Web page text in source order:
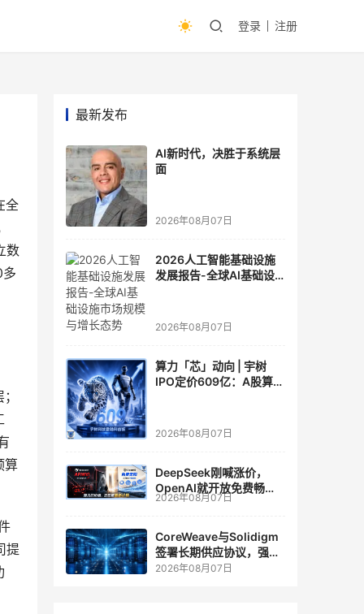
登录 注册
全
数
算
提
最新发布
AI新时代，决胜于系统层
面
2026年08月07日
2026人工智能基础设施
发展报告-全球AI基础设
2026年08月07日
算力「芯」动向 | 宇树
IPO定价609亿：A股算力
2026年08月07日
DeepSeek刚喊涨价，
OpenAI就开放免费畅
聊？大模型定价的平行宇
2026年08月07日
CoreWeave与Solidigm
签署长期供应协议，强化
一体化人工智能云平台
2026年08月07日